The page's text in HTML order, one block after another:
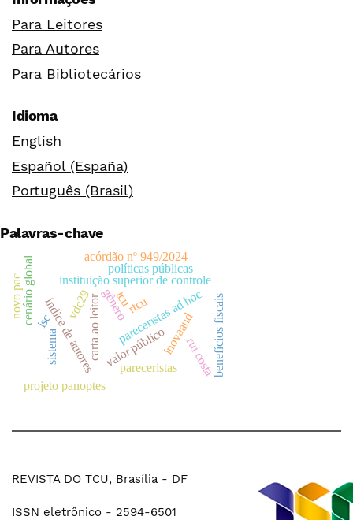
Para Leitores
Para Autores
Para Bibliotecários
Idioma
English
Español (España)
Português (Brasil)
Palavras-chave
pareceristas ad hoc
índice de autores
carta ao leitor
instituição superior de controle
gênero
valor públicoinovaaud
projeto panoptes
benefícios fiscais
vdc29 tcu
isc
pareceristas
políticas públicas
sistema
rtcu
acórdão nº 949/2024
cenário global
rui costa
novo pac
REVISTA DO TCU, Brasília - DF
ISSN eletrônico - 2594-6501